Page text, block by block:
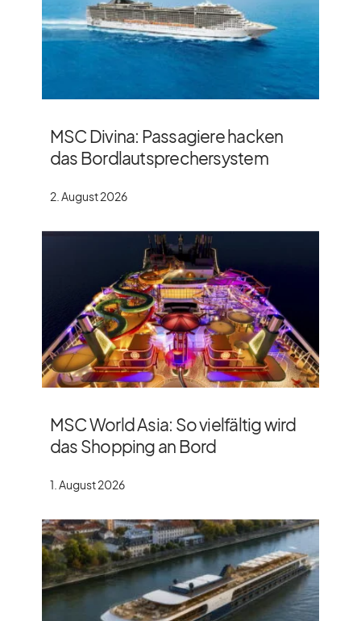
MSC Divina: Passagiere hacken
das Bordlautsprechersystem
2. August 2026
MSC World Asia: So vielfältig wird
das Shopping an Bord
1. August 2026